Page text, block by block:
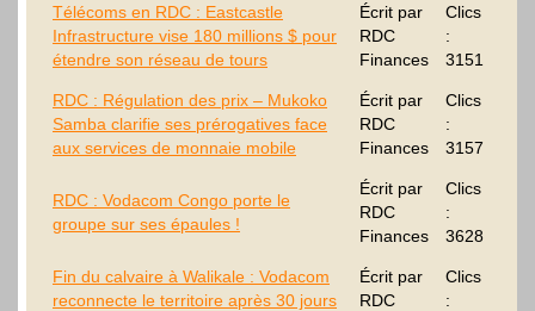
Télécoms en RDC : Eastcastle
Infrastructure vise 180 millions $ pour
étendre son réseau de tours
Écrit par
RDC
Finances
Clics
:
3151
RDC : Régulation des prix – Mukoko
Samba clarifie ses prérogatives face
aux services de monnaie mobile
Écrit par
RDC
Finances
Clics
:
3157
RDC : Vodacom Congo porte le
groupe sur ses épaules !
Écrit par
RDC
Finances
Clics
:
3628
Fin du calvaire à Walikale : Vodacom
reconnecte le territoire après 30 jours
Écrit par
RDC
Clics
: